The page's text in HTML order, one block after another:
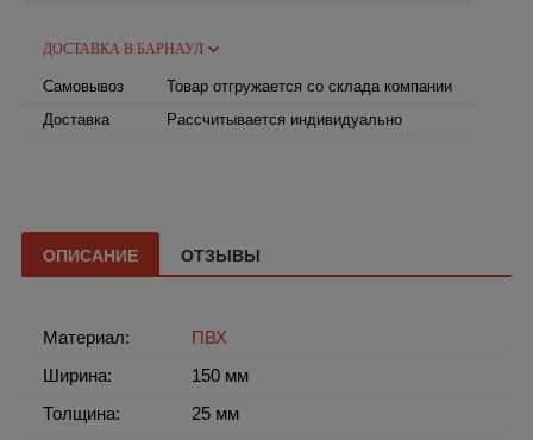
ДОСТАВКА В БАРНАУЛ
Самовывоз
Товар отгружается со склада компании
Доставка
Рассчитывается индивидуально
ОПИСАНИЕ ОТЗЫВЫ
Материал:
ПВХ
Ширина:
150 мм
Толщина:
25 мм